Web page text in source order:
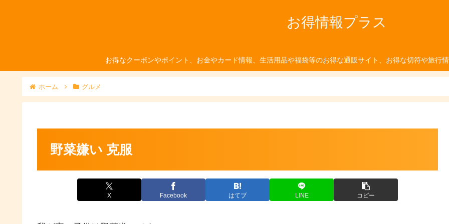
お得情報プラス
お得なクーポンやポイント、お金やカード情報、生活用品や福袋等のお得な通販サイト、お得な切符や旅行
ホーム グルメ
野菜嫌い 克服
X Facebook はてブ LINE コピー